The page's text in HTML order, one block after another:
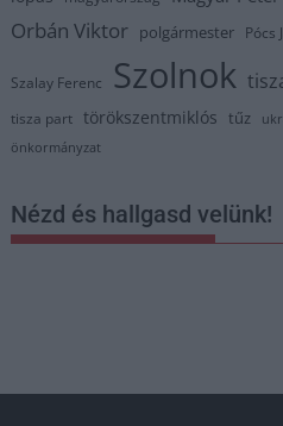
Orbán Viktor polgármester Pócs
Szalay Ferenc Szolnok
tisza part törökszentmiklós tűz
önkormányzat
Nézd és hallgasd velünk!